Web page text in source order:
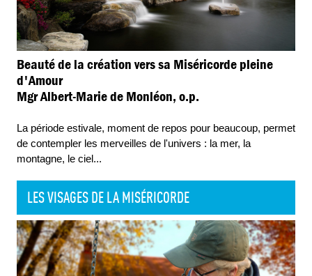
Beauté de la création vers sa Miséricorde pleine
d'Amour
Mgr Albert-Marie de Monléon, o.p.
La période estivale, moment de repos pour beaucoup, permet
de contempler les merveilles de l'univers : la mer, la
montagne, le ciel...
LES VISAGES DE LA MISÉRICORDE